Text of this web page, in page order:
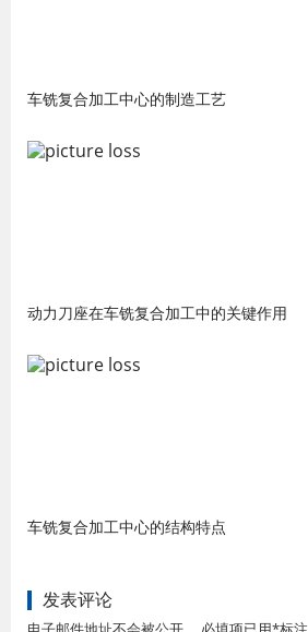
车铣复合加工中心的制造工艺
动力刀座在车铣复合加工中的关键作用
车铣复合加工中心的结构特点
发表评论